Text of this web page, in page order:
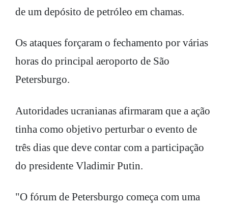
de um depósito de petróleo em chamas.
Os ataques forçaram o fechamento por várias
horas do principal aeroporto de São
Petersburgo.
Autoridades ucranianas afirmaram que a ação
tinha como objetivo perturbar o evento de
três dias que deve contar com a participação
do presidente Vladimir Putin.
"O fórum de Petersburgo começa com uma